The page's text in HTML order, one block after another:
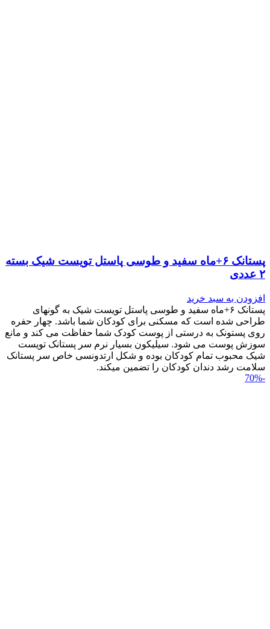
پستانک ۶+ماه سفید و طوسی پاستل تویست شیک بسته
۲ عددی
افزودن به سبد خرید
پستانک ۶+ماه سفید و طوسی پاستل تویست شیک به گونه‎ای
طراحی شده است که مسکنی برای کودکان شما باشد. چهار حفره
روی پستونک به درستی از پوست کودک شما حفاظت می کند و مانع
سوزش پوست می شود. سیلیکون بسیار نرم سر پستانک تویست
شیک محبوب تمام کودکان بوده و شکل ارتدونسی خاص سر پستانک
سلامت رشد دندان کودکان را تضمین می‎کند.
-70%